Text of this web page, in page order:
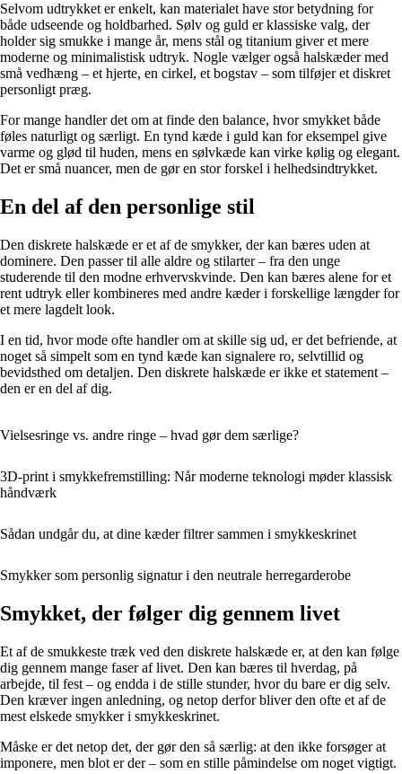
Selvom udtrykket er enkelt, kan materialet have stor betydning for
både udseende og holdbarhed. Sølv og guld er klassiske valg, der
holder sig smukke i mange år, mens stål og titanium giver et mere
moderne og minimalistisk udtryk. Nogle vælger også halskæder med
små vedhæng – et hjerte, en cirkel, et bogstav – som tilføjer et diskret
personligt præg.
For mange handler det om at finde den balance, hvor smykket både
føles naturligt og særligt. En tynd kæde i guld kan for eksempel give
varme og glød til huden, mens en sølvkæde kan virke kølig og elegant.
Det er små nuancer, men de gør en stor forskel i helhedsindtrykket.
En del af den personlige stil
Den diskrete halskæde er et af de smykker, der kan bæres uden at
dominere. Den passer til alle aldre og stilarter – fra den unge
studerende til den modne erhvervskvinde. Den kan bæres alene for et
rent udtryk eller kombineres med andre kæder i forskellige længder for
et mere lagdelt look.
I en tid, hvor mode ofte handler om at skille sig ud, er det befriende, at
noget så simpelt som en tynd kæde kan signalere ro, selvtillid og
bevidsthed om detaljen. Den diskrete halskæde er ikke et statement –
den er en del af dig.
Vielsesringe vs. andre ringe – hvad gør dem særlige?
3D-print i smykkefremstilling: Når moderne teknologi møder klassisk
håndværk
Sådan undgår du, at dine kæder filtrer sammen i smykkeskrinet
Smykker som personlig signatur i den neutrale herregarderobe
Smykket, der følger dig gennem livet
Et af de smukkeste træk ved den diskrete halskæde er, at den kan følge
dig gennem mange faser af livet. Den kan bæres til hverdag, på
arbejde, til fest – og endda i de stille stunder, hvor du bare er dig selv.
Den kræver ingen anledning, og netop derfor bliver den ofte et af de
mest elskede smykker i smykkeskrinet.
Måske er det netop det, der gør den så særlig: at den ikke forsøger at
imponere, men blot er der – som en stille påmindelse om noget vigtigt.